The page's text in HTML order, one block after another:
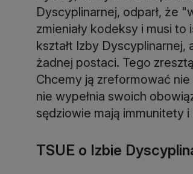
Dyscyplinarnej, odparł, że
zmieniały kodeksy i musi
kształt Izby
żadnej postaci. Tego
Chcemy ją zreformować
nie wypełnia swoich
sędziowie mają immunitety
TSUE o Izbie